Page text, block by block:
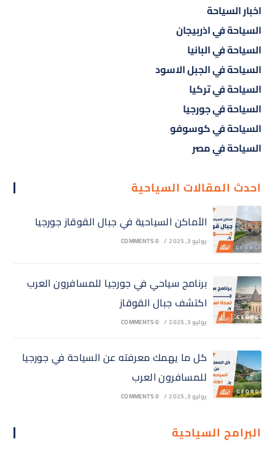
اخبار السياحة
السياحة في اذربيجان
السياحة في البانيا
السياحة في الجبل الاسود
السياحة في تركيا
السياحة في جورجيا
السياحة في كوسوفو
السياحة في مصر
احدث المقالات السياحية
الأماكن السياحية في جبال القوقاز جورجيا
يوليو 3, 2025 /
0 COMMENTS
برنامج سياحي في جورجيا للمسافرون العرب
اكتشف جبال القوقاز
يوليو 3, 2025 /
0 COMMENTS
كل ما يهمك معرفته عن السياحة في جورجيا
للمسافرون العرب
يوليو 3, 2025 /
0 COMMENTS
البرامج السياحية